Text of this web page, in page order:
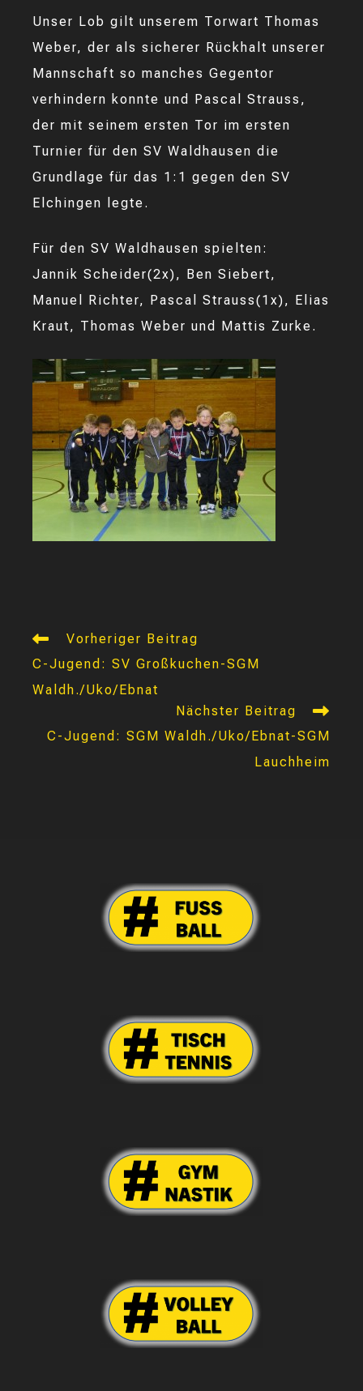
Unser Lob gilt unserem Torwart Thomas
Weber, der als sicherer Rückhalt unserer
Mannschaft so manches Gegentor
verhindern konnte und Pascal Strauss,
der mit seinem ersten Tor im ersten
Turnier für den SV Waldhausen die
Grundlage für das 1:1 gegen den SV
Elchingen legte.
Für den SV Waldhausen spielten:
Jannik Scheider(2x), Ben Siebert,
Manuel Richter, Pascal Strauss(1x), Elias
Kraut, Thomas Weber und Mattis Zurke.
Weitere
ansehen
Vorheriger Beitrag
C-Jugend: SV Großkuchen-SGM
Waldh./Uko/Ebnat
Nächster Beitrag
C-Jugend: SGM Waldh./Uko/Ebnat-SGM
Lauchheim